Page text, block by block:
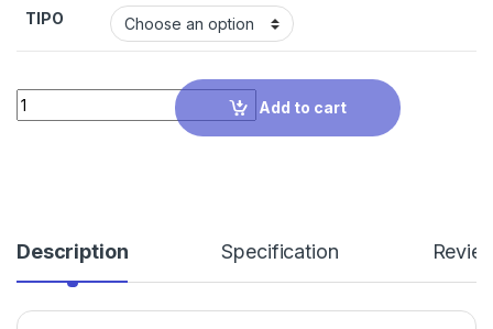
TIPO
Quantity
Add to cart
Description Specification